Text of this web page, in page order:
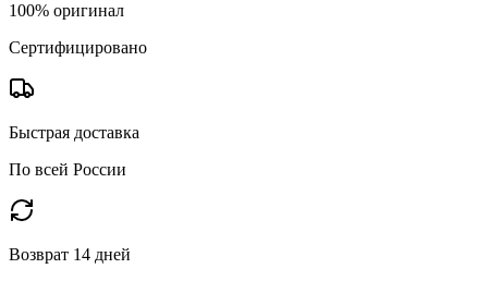
100% оригинал
Сертифицировано
Быстрая доставка
По всей России
Возврат 14 дней